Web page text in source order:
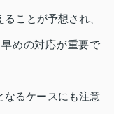
ことが予想され、
めの対応が重要で
なるケースにも注意